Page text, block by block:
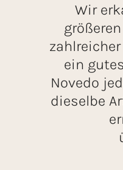
Wir
ein
Novedo
dieselbe